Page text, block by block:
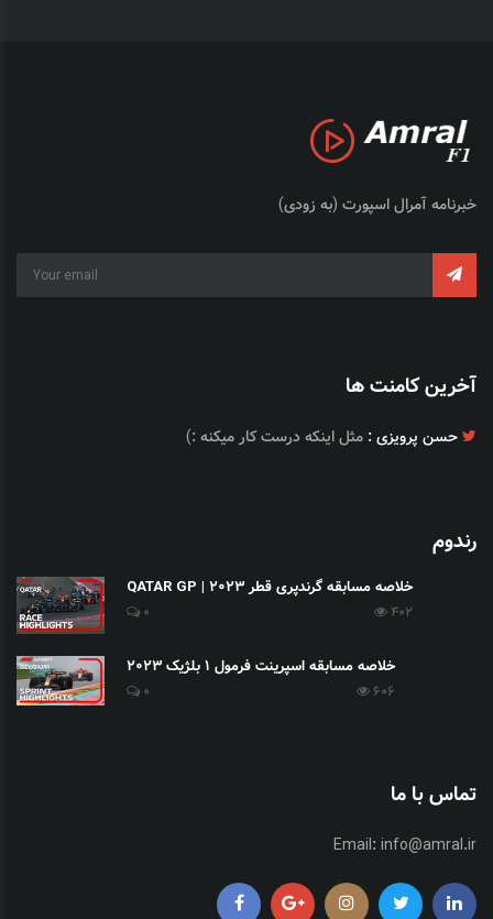
خبرنامه آمرال اسپورت (به زودی)
آخرین کامنت ها
حسن پرویزی : مثل اینکه درست کار میکنه :)
رندوم
خلاصه مسابقه گرندپری قطر 2023 | QATAR GP
0 402
خلاصه مسابقه اسپرینت فرمول 1 بلژیک 2023
0 606
تماس با ما
Email: info@amral.ir